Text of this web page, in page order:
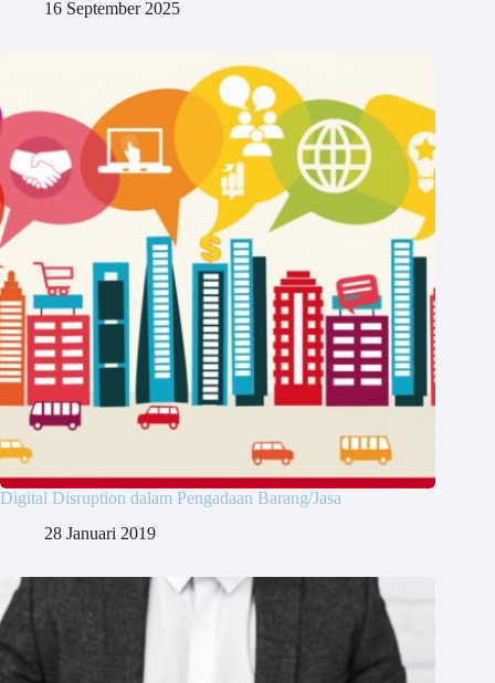
16 September 2025
Digital Disruption dalam Pengadaan Barang/Jasa
28 Januari 2019